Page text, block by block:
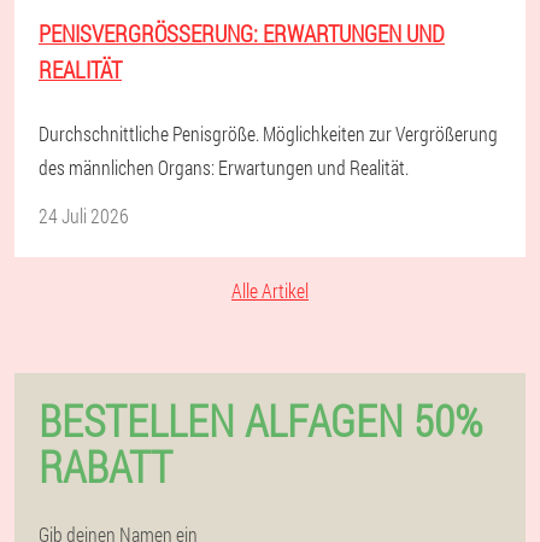
PENISVERGRÖSSERUNG: ERWARTUNGEN UND R
EALITÄT
Durchschnittliche Penisgröße. Möglichkeiten zur Vergrößerung
des männlichen Organs: Erwartungen und Realität.
24 Juli 2026
Alle Artikel
BESTELLEN ALFAGEN 50%
RABATT
Gib deinen Namen ein